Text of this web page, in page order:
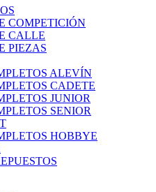
COMPETICIÓN
CALLE
PIEZAS
ALEVÍN
CADETE
JUNIOR
SENIOR
HOBBYE